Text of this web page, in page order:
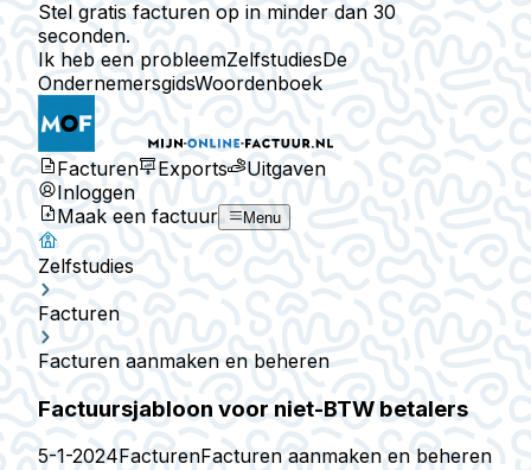
Stel gratis facturen op in minder dan 30
seconden.
Ik heb een probleemZelfstudiesDe
OndernemersgidsWoordenboek
Facturen Exports
Uitgaven
Inloggen
Maak een factuur
Menu
Zelfstudies
Facturen
Facturen aanmaken en beheren
Factuursjabloon voor niet-BTW betalers
5-1-2024FacturenFacturen aanmaken en beheren